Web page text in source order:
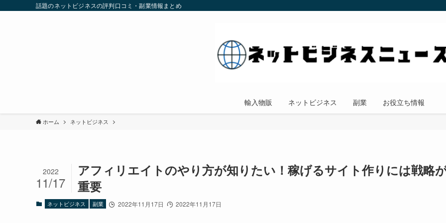
話題のネットビジネスの評判口コミ・副業情報まとめ
輸入物販 ネットビジネス 副業 お役立ち情報
ホーム ネットビジネス
アフィリエイトのやり方が知りたい！稼げるサイト作りには戦略
重要
2022
11/17
ネットビジネス 副業 2022年11月17日 2022年11月17日